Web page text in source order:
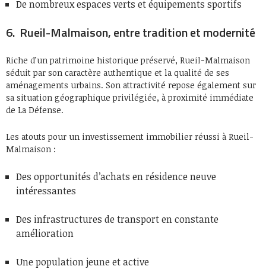
De nombreux espaces verts et équipements sportifs
6. Rueil-Malmaison, entre tradition et modernité
Riche d’un patrimoine historique préservé, Rueil-Malmaison
séduit par son caractère authentique et la qualité de ses
aménagements urbains. Son attractivité repose également sur
sa situation géographique privilégiée, à proximité immédiate
de La Défense.
Les atouts pour un investissement immobilier réussi à Rueil-
Malmaison :
Des opportunités d’achats en résidence neuve
intéressantes
Des infrastructures de transport en constante
amélioration
Une population jeune et active